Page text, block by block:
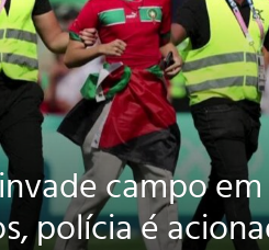
campo
polícia é